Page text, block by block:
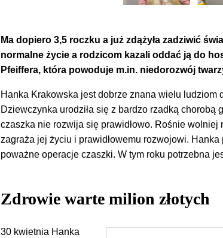
Ma dopiero 3,5 roczku a już zdążyła zadziwić
normalne życie a rodzicom kazali oddać ją do
Pfeiffera, która powoduje m.in. niedorozwój
Hanka Krakowska jest dobrze znana wielu ludziom
Dziewczynka urodziła się z bardzo rzadką chorobą
czaszka nie rozwija się prawidłowo. Rośnie
zagraża jej życiu i prawidłowemu rozwojowi.
poważne operacje czaszki. W tym roku potrzebna
Zdrowie warte milion złotych
30 kwietnia Hanka